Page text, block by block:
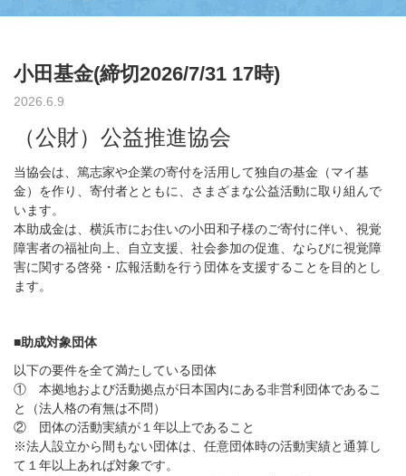
小田基金(締切2026/7/31 17時)
2026.6.9
（公財）公益推進協会
当協会は、篤志家や企業の寄付を活用して独自の基金（マイ基
金）を作り、寄付者とともに、さまざまな公益活動に取り組んで
います。
本助成金は、横浜市にお住いの小田和子様のご寄付に伴い、視覚
障害者の福祉向上、自立支援、社会参加の促進、ならびに視覚障
害に関する啓発・広報活動を行う団体を支援することを目的とし
ます。
■助成対象団体
以下の要件を全て満たしている団体
① 本拠地および活動拠点が日本国内にある非営利団体であるこ
と（法人格の有無は不問）
② 団体の活動実績が１年以上であること
※法人設立から間もない団体は、任意団体時の活動実績と通算し
て１年以上あれば対象です。